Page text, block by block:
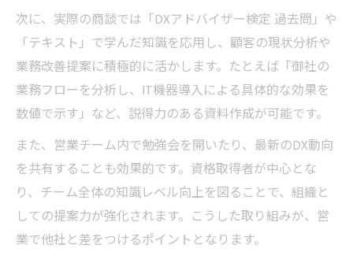
次に、実際の商談では「DXアドバイザー検定 過去問」や
「テキスト」で学んだ知識を応用し、顧客の現状分析や
業務改善提案に積極的に活かします。たとえば「御社の
業務フローを分析し、IT機器導入による具体的な効果を
数値で示す」など、説得力のある資料作成が可能です。
また、営業チーム内で勉強会を開いたり、最新のDX動向
を共有することも効果的です。資格取得者が中心とな
り、チーム全体の知識レベル向上を図ることで、組織と
しての提案力が強化されます。こうした取り組みが、営
業で他社と差をつけるポイントとなります。